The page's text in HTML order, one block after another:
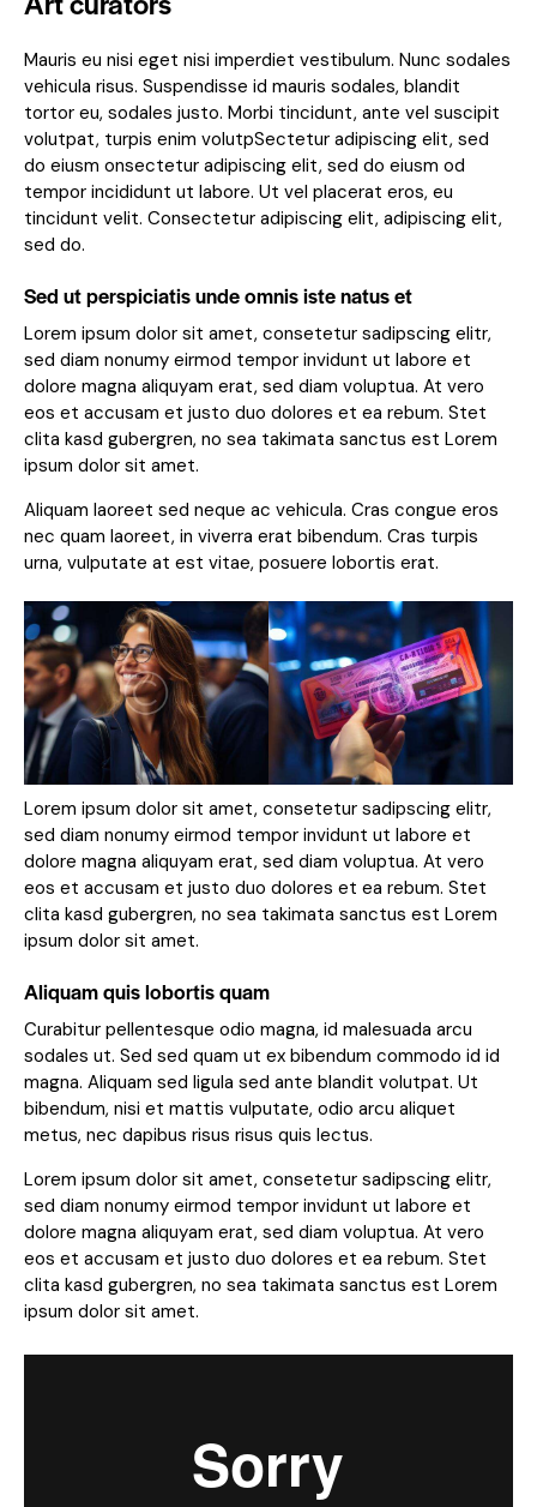
Mauris eu nisi eget nisi imperdiet vestibulum. Nunc sodales
vehicula risus. Suspendisse id mauris sodales, blandit
tortor eu, sodales justo. Morbi tincidunt, ante vel suscipit
volutpat, turpis enim volutpSectetur adipiscing elit, sed
do eiusm onsectetur adipiscing elit, sed do eiusm od
tempor incididunt ut labore. Ut vel placerat eros, eu
tincidunt velit. Consectetur adipiscing elit, adipiscing elit,
sed do.
Sed ut perspiciatis unde omnis iste natus et
Lorem ipsum dolor sit amet, consetetur sadipscing elitr,
sed diam nonumy eirmod tempor invidunt ut labore et
dolore magna aliquyam erat, sed diam voluptua. At vero
eos et accusam et justo duo dolores et ea rebum. Stet
clita kasd gubergren, no sea takimata sanctus est Lorem
ipsum dolor sit amet.
Aliquam laoreet sed neque ac vehicula. Cras congue eros
nec quam laoreet, in viverra erat bibendum. Cras turpis
urna, vulputate at est vitae, posuere lobortis erat.
Lorem ipsum dolor sit amet, consetetur sadipscing elitr,
sed diam nonumy eirmod tempor invidunt ut labore et
dolore magna aliquyam erat, sed diam voluptua. At vero
eos et accusam et justo duo dolores et ea rebum. Stet
clita kasd gubergren, no sea takimata sanctus est Lorem
ipsum dolor sit amet.
Aliquam quis lobortis quam
Curabitur pellentesque odio magna, id malesuada arcu
sodales ut. Sed sed quam ut ex bibendum commodo id id
magna. Aliquam sed ligula sed ante blandit volutpat. Ut
bibendum, nisi et mattis vulputate, odio arcu aliquet
metus, nec dapibus risus risus quis lectus.
Lorem ipsum dolor sit amet, consetetur sadipscing elitr,
sed diam nonumy eirmod tempor invidunt ut labore et
dolore magna aliquyam erat, sed diam voluptua. At vero
eos et accusam et justo duo dolores et ea rebum. Stet
clita kasd gubergren, no sea takimata sanctus est Lorem
ipsum dolor sit amet.